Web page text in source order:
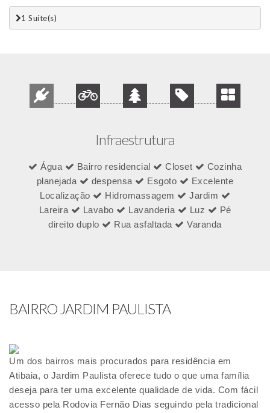
1 Suí­te(s)
Infraestrutura
Água Bairro residencial Closet
Cozinha
planejada
despensa Esgoto
Excelente
Localização
Hidromassagem
Jardim
Lareira
Lavabo Lavanderia Luz
Pé
direito duplo
Rua asfaltada Varanda
BAIRRO JARDIM PAULISTA
Um dos bairros mais procurados para residência em
Atibaia, o Jardim Paulista oferece tudo o que uma família
deseja para ter uma excelente qualidade de vida. Com fácil
acesso pela Rodovia Fernão Dias seguindo pela tradicional